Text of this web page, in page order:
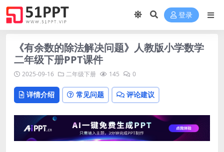
登录
《有余数的除法解决问题》人教版小学数学
二年级下册PPT课件
2025-09-16 二年级下册 145 0
详情介绍 常见问题 评论建议